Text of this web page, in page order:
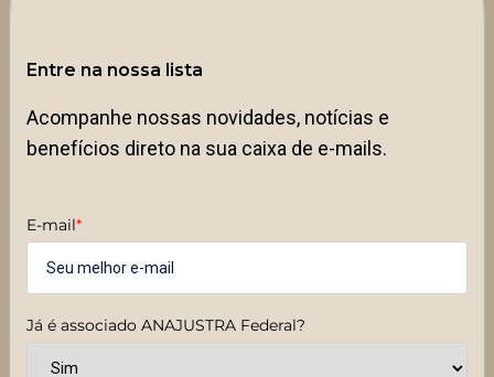
Entre na nossa lista
Acompanhe nossas novidades, notícias e
benefícios direto na sua caixa de e-mails.
E-mail*
Já é associado ANAJUSTRA Federal?